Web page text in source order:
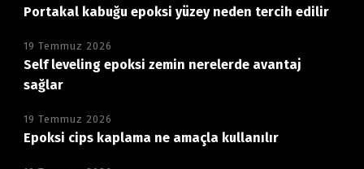
Portakal kabuğu epoksi yüzey neden tercih edilir
19 Temmuz 2026
Self leveling epoksi zemin nerelerde avantaj
sağlar
19 Temmuz 2026
Epoksi cips kaplama ne amaçla kullanılır